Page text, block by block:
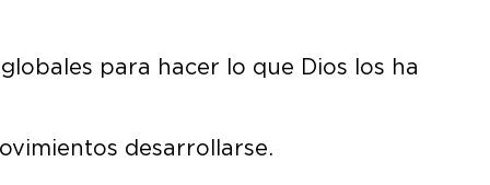
para hacer lo que Dios los ha
desarrollarse.